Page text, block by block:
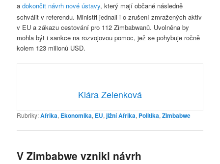
adokončit návrh nové ústavy, který mají občané následně
schválit v referendu. Ministři jednali i o zrušení zmražených aktiv
v EU a zákazu cestování pro 112 Zimbabwanů. Uvolněna by
mohla být i sankce na rozvojovou pomoc, jež se pohybuje ročně
kolem 123 milionů USD.
Klára Zelenková
Rubriky:Afrika, Ekonomika, EU,jižní Afrika, Politika,Zimbabwe
V Zimbabwe vznikl návrh